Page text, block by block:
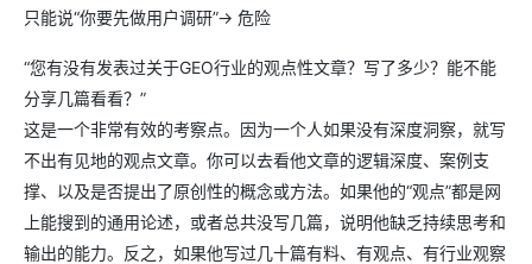
只能说“你要先做用户调研”→ 危险
“您有没有发表过关于GEO行业的观点性文章？写了多少？能不能
分享几篇看看？”
这是一个非常有效的考察点。因为一个人如果没有深度洞察，就写
不出有见地的观点文章。你可以去看他文章的逻辑深度、案例支
撑、以及是否提出了原创性的概念或方法。如果他的“观点”都是网
上能搜到的通用论述，或者总共没写几篇，说明他缺乏持续思考和
输出的能力。反之，如果他写过几十篇有料、有观点、有行业观察